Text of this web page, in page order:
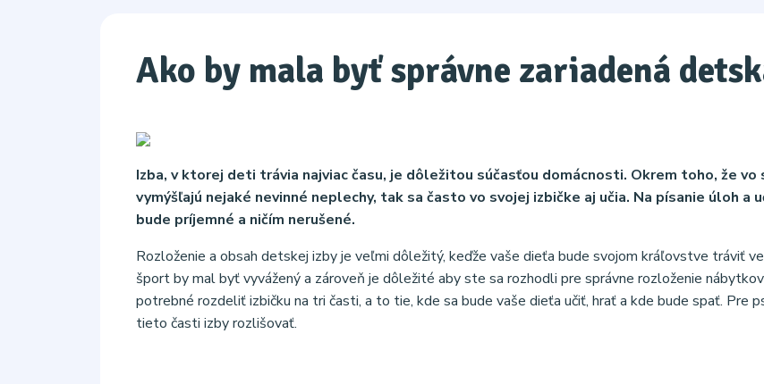
Ako by mala byť správne zariadená
Izba, v ktorej deti trávia najviac času, je dôležitou súčasťou domácnosti. Okrem toho, že
vymýšľajú nejaké nevinné neplechy, tak sa často vo svojej izbičke aj učia. Na písanie úloh
bude príjemné a ničím nerušené.
Rozloženie a obsah detskej izby je veľmi dôležitý, keďže vaše dieťa bude svojom kráľovstve tráviť
šport by mal byť vyvážený a zároveň je dôležité aby ste sa rozhodli pre správne rozloženie
potrebné rozdeliť izbičku na tri časti, a to tie, kde sa bude vaše dieťa učiť, hrať a kde bude spať. Pre
tieto časti izby rozlišovať.